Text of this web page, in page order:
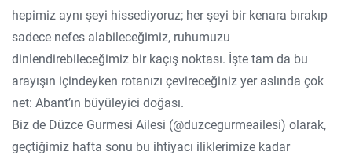
hepimiz aynı şeyi hissediyoruz; her şeyi bir kenara bırakıp
sadece nefes alabileceğimiz, ruhumuzu
dinlendirebileceğimiz bir kaçış noktası. İşte tam da bu
arayışın içindeyken rotanızı çevireceğiniz yer aslında çok
net: Abant’ın büyüleyici doğası.
Biz de Düzce Gurmesi Ailesi (@duzcegurmeailesi) olarak,
geçtiğimiz hafta sonu bu ihtiyacı iliklerimize kadar